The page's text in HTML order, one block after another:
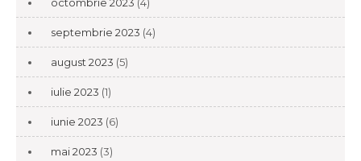
septembrie 2023 (4)
august 2023 (5)
iulie 2023 (1)
iunie 2023 (6)
mai 2023 (3)